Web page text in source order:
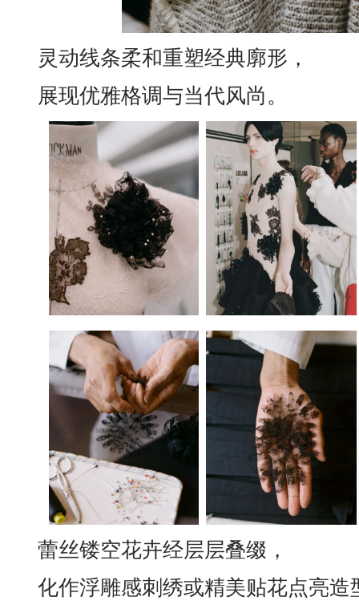
灵动线条柔和重塑经典廓形，
展现优雅格调与当代风尚。
蕾丝镂空花卉经层层叠缀，
化作浮雕感刺绣或精美贴花点亮造